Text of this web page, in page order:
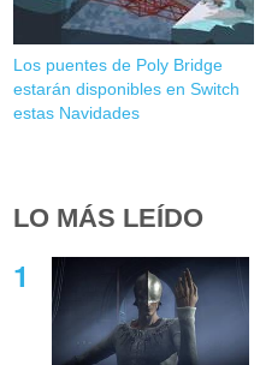
Los puentes de Poly Bridge
estarán disponibles en Switch
estas Navidades
LO MÁS LEÍDO